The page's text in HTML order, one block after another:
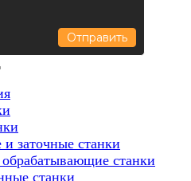
Отправить
заточные станки
станки
станки